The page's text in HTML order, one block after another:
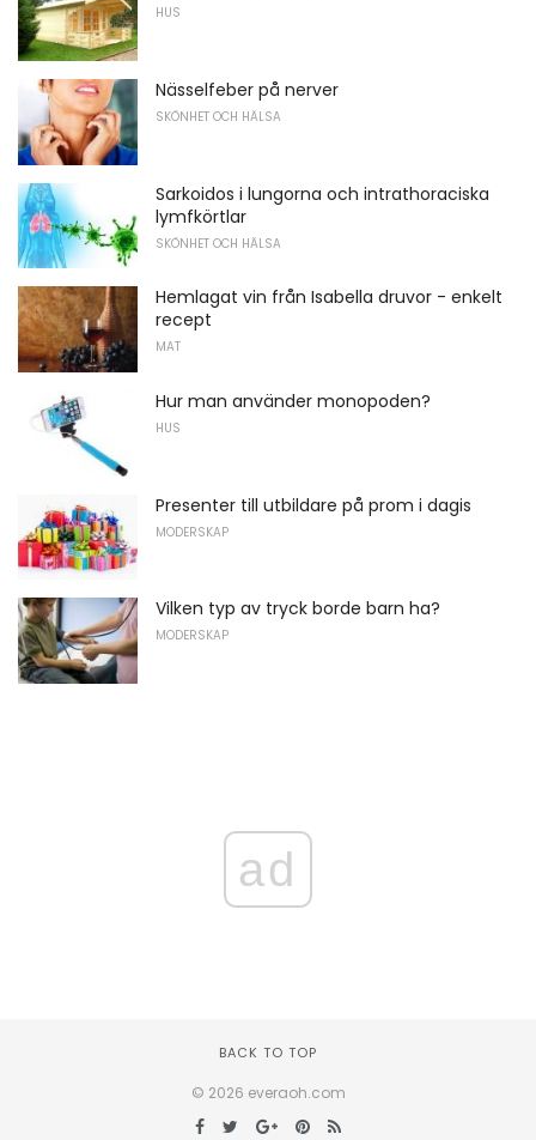
HUS
Nässelfeber på nerver
SKÖNHET OCH HÄLSA
Sarkoidos i lungorna och intrathoraciska
lymfkörtlar
SKÖNHET OCH HÄLSA
Hemlagat vin från Isabella druvor - enkelt
recept
MAT
Hur man använder monopoden?
HUS
Presenter till utbildare på prom i dagis
MODERSKAP
Vilken typ av tryck borde barn ha?
MODERSKAP
ad
BACK TO TOP
© 2026 everaoh.com